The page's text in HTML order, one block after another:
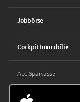
Jobbörse
Cockpit Immobilie
App Sparkasse